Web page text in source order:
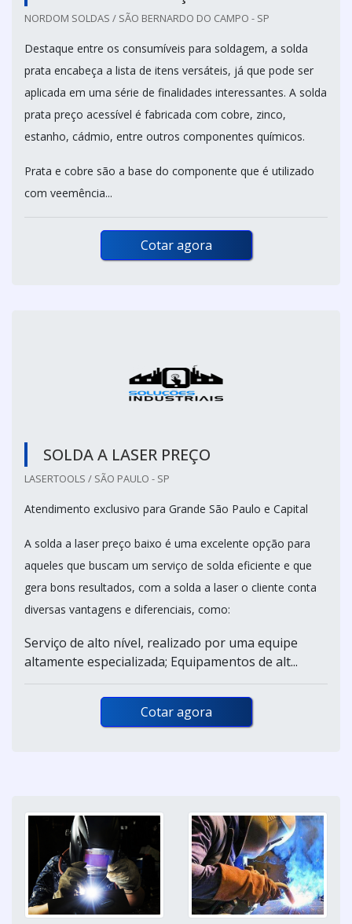
NORDOM SOLDAS / SÃO BERNARDO DO CAMPO - SP
Destaque entre os consumíveis para soldagem, a solda
prata encabeça a lista de itens versáteis, já que pode ser
aplicada em uma série de finalidades interessantes. A solda
prata preço acessível é fabricada com cobre, zinco,
estanho, cádmio, entre outros componentes químicos.
Prata e cobre são a base do componente que é utilizado
com veemência...
Cotar agora
SOLDA A LASER PREÇO
LASERTOOLS / SÃO PAULO - SP
Atendimento exclusivo para Grande São Paulo e Capital
A solda a laser preço baixo é uma excelente opção para
aqueles que buscam um serviço de solda eficiente e que
gera bons resultados, com a solda a laser o cliente conta
diversas vantagens e diferenciais, como:
Serviço de alto nível, realizado por uma equipe
altamente especializada; Equipamentos de alt...
Cotar agora